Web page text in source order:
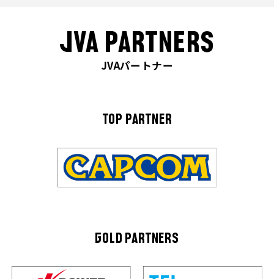
JVA PARTNERS
JVAパートナー
TOP PARTNER
GOLD PARTNERS